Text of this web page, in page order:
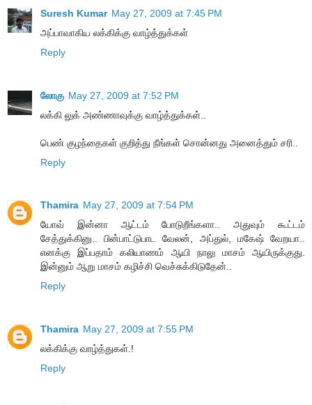
Suresh Kumar May 27, 2009 at 7:45 PM
அப்பாவாகிய லக்கிக்கு வாழ்த்துக்கள்
Reply
லோகு May 27, 2009 at 7:52 PM
லக்கி லுக் அண்ணாவுக்கு வாழ்த்துக்கள்..
பெண் குழந்தைகள் குறித்து நீங்கள் சொன்னது அனைத்தும் சரி..
Reply
Thamira May 27, 2009 at 7:54 PM
யோவ் இன்னா ஆட்டம் போடுறீங்களா.. அதுவும் கூட்டம்
சேத்துக்கினு.. பின்பாட்டுபாட வேலன், அப்துல், மகேஷ் வேறயா..
எனக்கு இப்பதாம் கலியாணம் ஆயி நாலு மாசம் ஆயிருக்குது.
இன்னும் ஆறு மாசம் கழிச்சி வெச்சுக்கிடுதேன்..
Reply
Thamira May 27, 2009 at 7:55 PM
லக்கிக்கு வாழ்த்துகள்.!
Reply